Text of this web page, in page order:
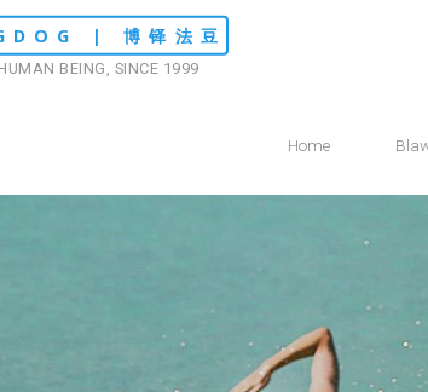
| 博铎法豆
BEING, SINCE 1999
Home